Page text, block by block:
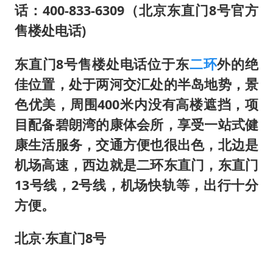
话：400-833-6309（北京东直门8号官方
售楼处电话)
东直门8号售楼处电话位于东二环外的绝
佳位置，处于两河交汇处的半岛地势，景
色优美，周围400米内没有高楼遮挡，项
目配备碧朗湾的康体会所，享受一站式健
康生活服务，交通方便也很出色，北边是
机场高速，西边就是二环东直门，东直门
13号线，2号线，机场快轨等，出行十分
方便。
北京·东直门8号